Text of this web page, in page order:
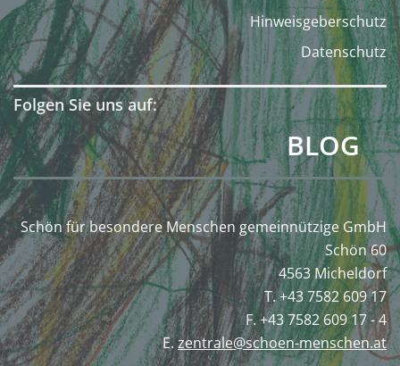
Hinweisgeberschutz
Datenschutz
Folgen Sie uns auf:
BLOG
Schön für besondere Menschen gemeinnützige GmbH
Schön 60
4563 Micheldorf
T. +43 7582 609 17
F. +43 7582 609 17 - 4
E.zentrale@schoen-menschen.at